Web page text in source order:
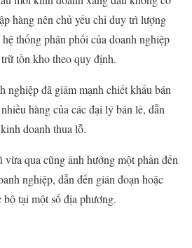
hàng nên chủ yếu chỉ duy trì lượng
thống phân phối của doanh nghiệp
tồn kho theo quy định.
nghiệp đã giảm mạnh chiết khấu bán
hàng của các đại lý bán lẻ, dẫn
doanh thua lỗ.
qua cũng ảnh hưởng một phần đến
nghiệp, dẫn đến gián đoạn hoặc
tại một số địa phương.